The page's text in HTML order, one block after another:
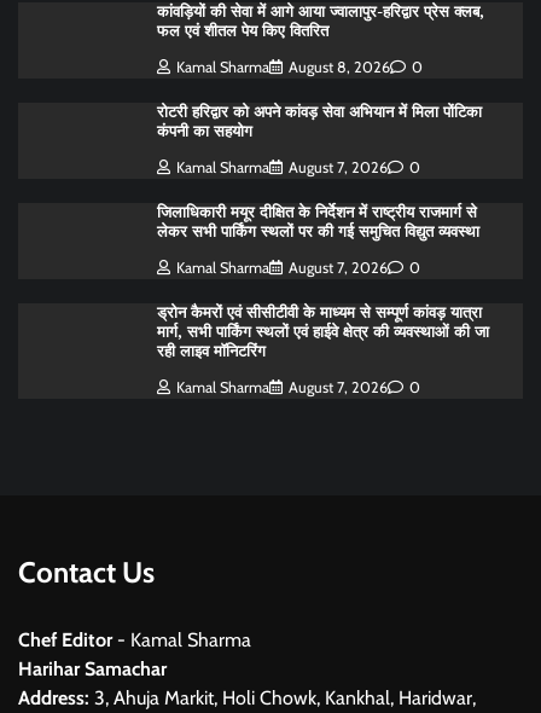
कांवड़ियों की सेवा में आगे आया ज्वालापुर-हरिद्वार प्रेस क्लब,
फल एवं शीतल पेय किए वितरित
Kamal Sharma August 8, 2026 0
रोटरी हरिद्वार को अपने कांवड़ सेवा अभियान में मिला पोंटिका
कंपनी का सहयोग
Kamal Sharma August 7, 2026 0
जिलाधिकारी मयूर दीक्षित के निर्देशन में राष्ट्रीय राजमार्ग से
लेकर सभी पार्किंग स्थलों पर की गई समुचित विद्युत व्यवस्था
Kamal Sharma August 7, 2026 0
ड्रोन कैमरों एवं सीसीटीवी के माध्यम से सम्पूर्ण कांवड़ यात्रा
मार्ग, सभी पार्किंग स्थलों एवं हाईवे क्षेत्र की व्यवस्थाओं की जा
रही लाइव मॉनिटरिंग
Kamal Sharma August 7, 2026 0
Contact Us
Chef Editor- Kamal Sharma
Harihar Samachar
Address: 3, Ahuja Markit, Holi Chowk, Kankhal, Haridwar,